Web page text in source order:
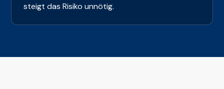
steigt das Risiko unnötig.